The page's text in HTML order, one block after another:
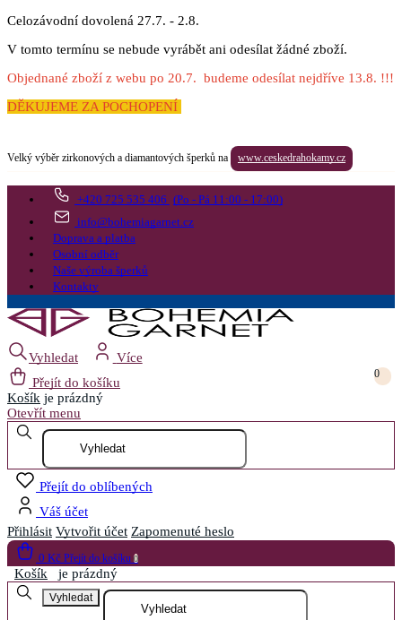
Celozávodní dovolená 27.7. - 2.8.
V tomto termínu se nebude vyrábět ani odesílat žádné zboží.
Objednané zboží z webu po 20.7. budeme odesílat nejdříve 13.8. !!!
DĚKUJEME ZA POCHOPENÍ
Velký výběr zirkonových a diamantových šperků na www.ceskedrahokamy.cz
+420 725 535 406 (Po - Pá 11:00 - 17:00)
info@bohemiagarnet.cz
Doprava a platba
Osobní odběr
Naše výroba šperků
Kontakty
Vyhledat
Více
Přejít do košíku
0
Košík je prázdný
Otevřít menu
Přejít do oblíbených
Váš účet
Přihlásit Vytvořit účet Zapomenuté heslo
0 Kč Přejít do košíku 0
Košík je prázdný
Vyhledat